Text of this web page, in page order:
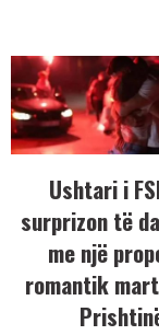
Ushtari i
surprizon të
me një
romantik